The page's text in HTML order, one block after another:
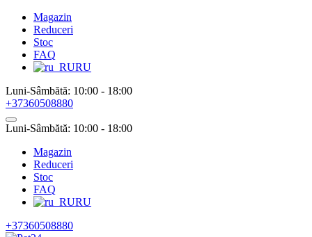
Magazin
Reduceri
Stoc
FAQ
RU
Luni-Sâmbătă: 10:00 - 18:00
+37360508880
Luni-Sâmbătă: 10:00 - 18:00
Magazin
Reduceri
Stoc
FAQ
RU
+37360508880